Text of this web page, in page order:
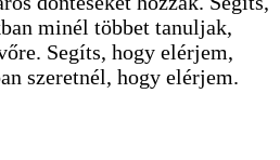
minél többet tanuljak,
Segíts, hogy elérjem,
szeretnél, hogy elérjem.